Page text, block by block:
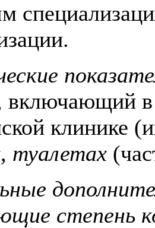
включающий в
клинике
туалетах
степень